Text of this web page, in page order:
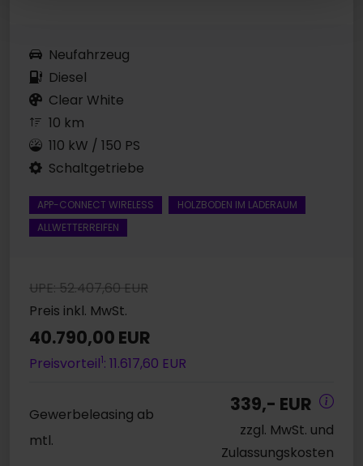
Neufahrzeug
Diesel
Clear White
10 km
110 kW / 150 PS
Schaltgetriebe
APP-CONNECT WIRELESS
HOLZBODEN IM LADERAUM
ALLWETTERREIFEN
UPE: 52.407,60 EUR
Preis inkl. MwSt.
40.790,00 EUR
Preisvorteil1: 11.617,60 EUR
Gewerbeleasing ab
mtl.
339,- EUR
zzgl. MwSt. und
Zulassungskosten